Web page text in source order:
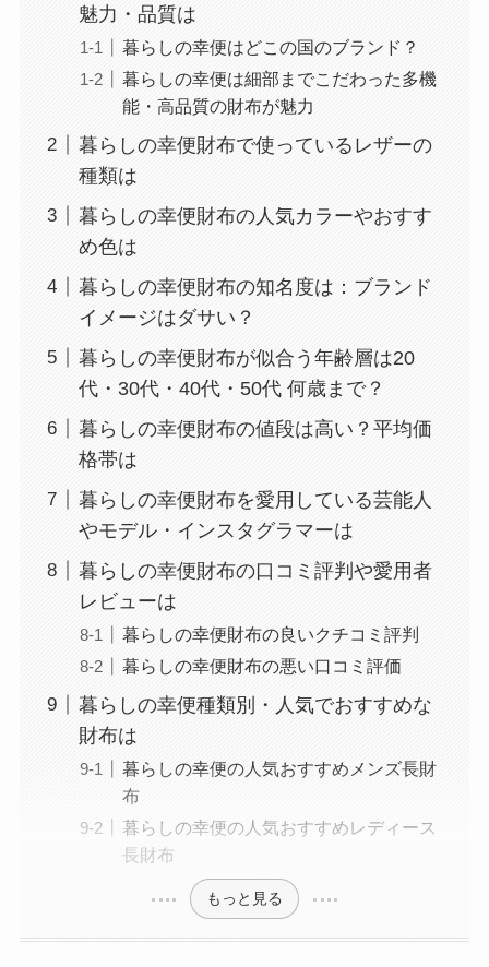
魅力・品質は
暮らしの幸便はどこの国のブランド？
暮らしの幸便は細部までこだわった多機
能・高品質の財布が魅力
暮らしの幸便財布で使っているレザーの
種類は
暮らしの幸便財布の人気カラーやおすす
め色は
暮らしの幸便財布の知名度は：ブランド
イメージはダサい？
暮らしの幸便財布が似合う年齢層は20
代・30代・40代・50代 何歳まで？
暮らしの幸便財布の値段は高い？平均価
格帯は
暮らしの幸便財布を愛用している芸能人
やモデル・インスタグラマーは
暮らしの幸便財布の口コミ評判や愛用者
レビューは
暮らしの幸便財布の良いクチコミ評判
暮らしの幸便財布の悪い口コミ評価
暮らしの幸便種類別・人気でおすすめな
財布は
暮らしの幸便の人気おすすめメンズ長財
布
暮らしの幸便の人気おすすめレディース
長財布
もっと見る